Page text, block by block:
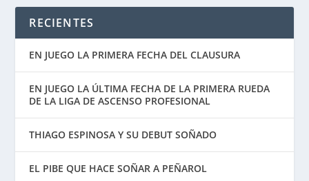
RECIENTES
EN JUEGO LA PRIMERA FECHA DEL CLAUSURA
EN JUEGO LA ÚLTIMA FECHA DE LA PRIMERA RUEDA
DE LA LIGA DE ASCENSO PROFESIONAL
THIAGO ESPINOSA Y SU DEBUT SOÑADO
EL PIBE QUE HACE SOÑAR A PEÑAROL